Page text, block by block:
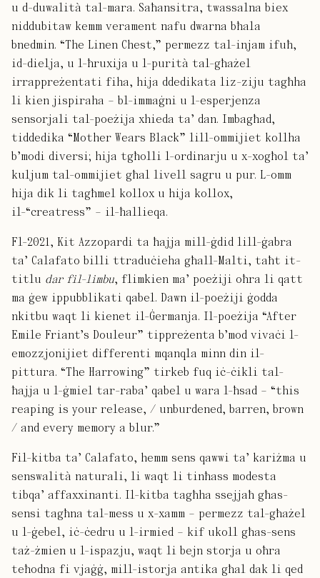
u d-duwalità tal-mara. Saħansitra, twassalna biex
niddubitaw kemm verament nafu dwarna bħala
bnedmin. “The Linen Chest,” permezz tal-injam ifuħ,
id-dielja, u l-ħruxija u l-purità tal-għażel
irrappreżentati fiha, hija ddedikata liz-ziju tagħha
li kien jispiraha – bl-immaġni u l-esperjenza
sensorjali tal-poeżija xhieda ta’ dan. Imbagħad,
tiddedika “Mother Wears Black” lill-ommijiet kollha
b’modi diversi; hija tgħolli l-ordinarju u x-xogħol ta’
kuljum tal-ommijiet għal livell sagru u pur. L-omm
hija dik li tagħmel kollox u hija kollox,
il-“creatress” – il-ħallieqa.
Fl-2021, Kit Azzopardi ta ħajja mill-ġdid lill-ġabra
ta’ Calafato billi ttraduċieha għall-Malti, taħt it-
titlu dar fil-limbu, flimkien ma’ poeżiji oħra li qatt
ma ġew ippubblikati qabel. Dawn il-poeżiji ġodda
nkitbu waqt li kienet il-Ġermanja. Il-poeżija “After
Emile Friant’s Douleur” tippreżenta b’mod vivaċi l-
emozzjonijiet differenti mqanqla minn din il-
pittura. “The Harrowing” tirkeb fuq iċ-ċikli tal-
ħajja u l-ġmiel tar-raba’ qabel u wara l-ħsad – “this
reaping is your release, / unburdened, barren, brown
/ and every memory a blur.”
Fil-kitba ta’ Calafato, hemm sens qawwi ta’ kariżma u
senswalità naturali, li waqt li tinħass modesta
tibqa’ affaxxinanti. Il-kitba tagħha ssejjaħ għas-
sensi tagħna tal-mess u x-xamm – permezz tal-għażel
u l-ġebel, iċ-ċedru u l-irmied – kif ukoll għas-sens
taż-żmien u l-ispazju, waqt li bejn storja u oħra
teħodna fi vjaġġ, mill-istorja antika għal dak li qed